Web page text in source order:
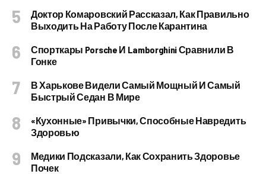
Доктор Комаровский Рассказал, Как Правильно
Выходить На Работу После Карантина
Спорткары Porsche И Lamborghini Сравнили В
Гонке
В Харькове Видели Самый Мощный И Самый
Быстрый Седан В Мире
«Кухонные» Привычки, Способные Навредить
Здоровью
Медики Подсказали, Как Сохранить Здоровье
Почек